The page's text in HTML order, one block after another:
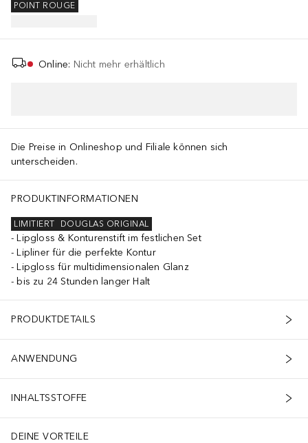
POINT ROUGE
Online: Nicht mehr erhältlich
Die Preise in Onlineshop und Filiale können sich
unterscheiden.
PRODUKTINFORMATIONEN
DOUGLAS ORIGINAL
LIMITIERT
Lipgloss & Konturenstift im festlichen Set
Lipliner für die perfekte Kontur
Lipgloss für multidimensionalen Glanz
bis zu 24 Stunden langer Halt
PRODUKTDETAILS
ANWENDUNG
INHALTSSTOFFE
DEINE VORTEILE